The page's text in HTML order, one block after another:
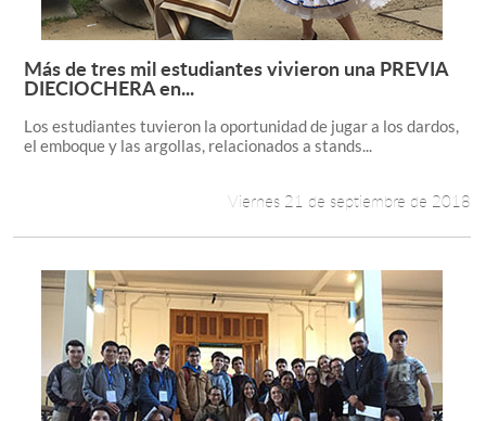
Leer más +
Más de tres mil estudiantes vivieron una PREVIA
DIECIOCHERA en...
Los estudiantes tuvieron la oportunidad de jugar a los dardos,
el emboque y las argollas, relacionados a stands...
Viernes 21 de septiembre de 2018